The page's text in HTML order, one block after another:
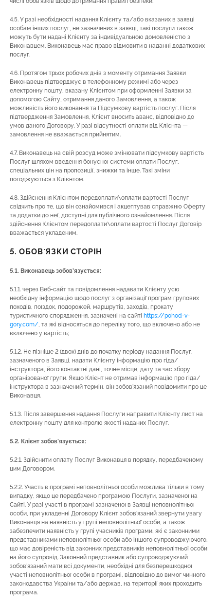
4.5. У разі необхідності надання Клієнту та/або вказаних в заявці
особам інших послуг, не зазначених в заявці, такі послуги також
можуть бути надані Клієнту за індивідуальною домовленістю з
Виконавцем. Виконавець має право відмовити в наданні додаткових
послуг.
4.6. Протягом трьох робочих днів з моменту отримання Заявки
Виконавець підтверджує в телефонному режимі або через
електронну пошту, вказану Клієнтом при оформленні Заявки за
допомогою Сайту, отримання даного Замовлення, а також
можливість його виконання та Підсумкову вартість послуг. Після
підтвердження Замовлення, Клієнт вносить аванс, відповідно до
умов даного Договору. У разі відсутності оплати від Клієнта —
замовлення не вважається прийнятим.
4.7. Виконавець на свій розсуд може змінювати підсумкову вартість
Послуг шляхом введення бонусної системи оплати Послуг,
спеціальних цін на пропозиції, знижки та інше. Такі зміни
погоджуються з Клієнтом.
4.8. Здійснення Клієнтом передоплати\оплати вартості Послуг
свідчить про те, що він ознайомився і акцептував справжню Оферту
та додатки до неї, доступні для публічного ознайомлення. Після
здійснення Клієнтом передоплати\оплати вартості Послуг Договір
вважається укладеним.
5. ОБОВ`ЯЗКИ СТОРІН
5.1. Виконавець зобов’язується:
5.1.1. через Веб-сайт та повідомлення надавати Клієнту усю
необхідну інформацію щодо послуг з організації програм групових
походів, поїздок, подорожей, маршрутів, заходів, прокату
туристичного спорядження, зазначені на сайті https://pohod-v-
gory.com/, та які відносяться до переліку того, що включено або не
включено у вартість;
5.1.2. Не пізніше 2 (двох) днів до початку періоду надання Послуг,
зазначеного в Заявці, надати Клієнту інформацію про гіда/
інструктора, його контактні дані, точне місце, дату та час збору
організованої групи. Якщо Клієнт не отримав інформацію про гіда/
інструктора в зазначений термін, він зобов’язаний повідомити про це
Виконавця.
5.1.3. Після завершення надання Послуги направити Клієнту лист на
електронну пошту для контролю якості наданих Послуг.
5.2. Клієнт зобов’язується:
5.2.1. Здійснити оплату Послуг Виконавця в порядку, передбаченому
цим Договором.
5.2.2. Участь в програмі неповнолітньої особи можлива тільки в тому
випадку, якщо це передбачено програмою Послуги, зазначеної на
Сайті. У разі участі в програмі зазначеної в Заявці неповнолітньої
особи, при укладенні Договору Клієнт зобов’язаний звернути увагу
Виконавця на наявність у групі неповнолітньої особи, а також
забезпечити наявність у групі учасників програми, які є законними
представниками неповнолітньої особи або іншого супроводжуючого,
що має довіреність від законних представників неповнолітньої особи
на його супровід. Законний представник або супроводжуючий
зобов’язаний мати всі документи, необхідні для безперешкодної
участі неповнолітньої особи в програмі, відповідно до вимог чинного
законодавства України та/або держав, на території яких проходить
програма.